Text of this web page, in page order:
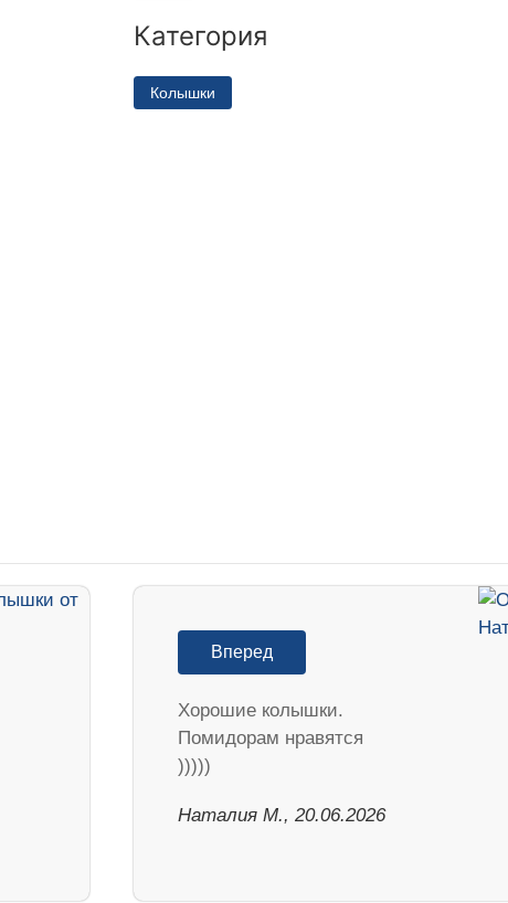
Категория
Колышки
Вперед
Хорошие колышки.
Помидорам нравятся
)))))
Наталия М., 20.06.2026